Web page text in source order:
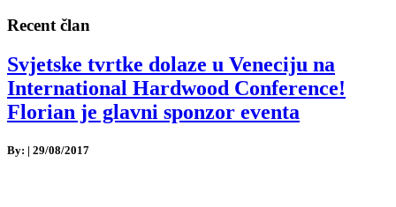
Recent član
Svjetske tvrtke dolaze u Veneciju na
International Hardwood Conference!
Florian je glavni sponzor eventa
By: | 29/08/2017